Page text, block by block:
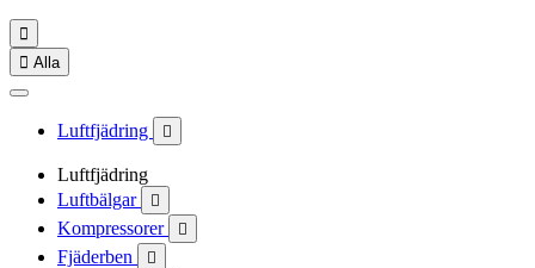

 Alla
Luftfjädring 
Luftfjädring
Luftbälgar

Kompressorer 
Fjäderben 